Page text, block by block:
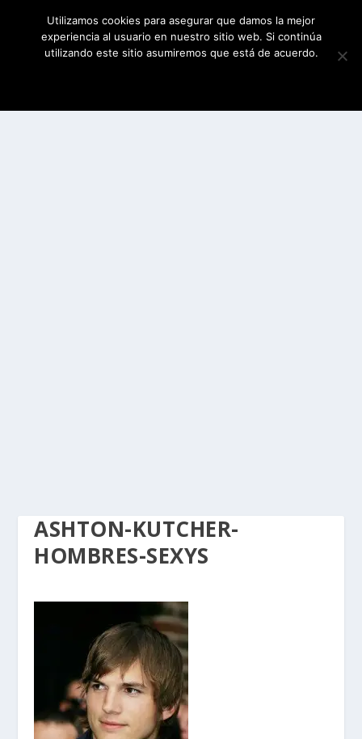
ASHTON-KUTCHER-
HOMBRES-SEXYS
Utilizamos cookies para asegurar que damos la mejor
experiencia al usuario en nuestro sitio web. Si continúa
utilizando este sitio asumiremos que está de acuerdo.